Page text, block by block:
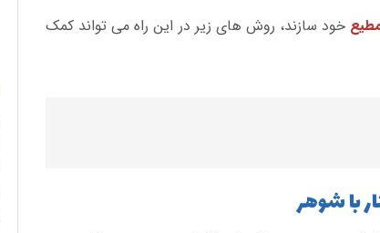
خود سازند، روش های زیر در این راه می تواند کمک
با شوهر